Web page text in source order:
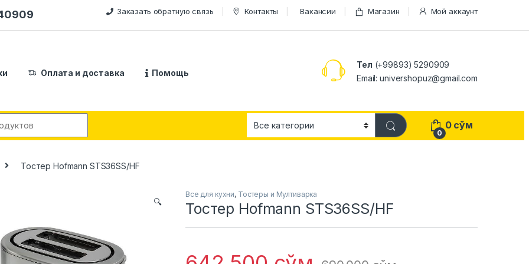
Заказать обратную связь Контакты Вакансии Магазин Мой аккаунт
Оплата и доставка Помощь
Тел (+99893) 5290909
Email: univershopuz@gmail.com
0
0 сўм
Тостер Hofmann STS36SS/HF
🔍
Все для кухни, Тостеры и Мултиварка
Тостер Hofmann STS36SS/HF